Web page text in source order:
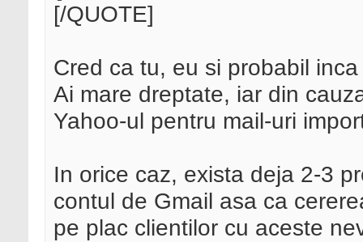
[/QUOTE]
Cred ca tu, eu si probabil
Ai mare dreptate, iar din
Yahoo-ul pentru mail-uri
In orice caz, exista deja 2-3
contul de Gmail asa ca
pe plac clientilor cu aceste